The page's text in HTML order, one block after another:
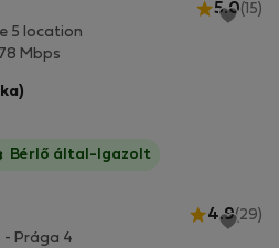
5.0(15)
5 location
Mbps
kaució
Bérlő által-Igazolt
4.9(29)
- Prága 4